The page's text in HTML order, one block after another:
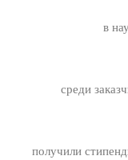
в
среди
получили